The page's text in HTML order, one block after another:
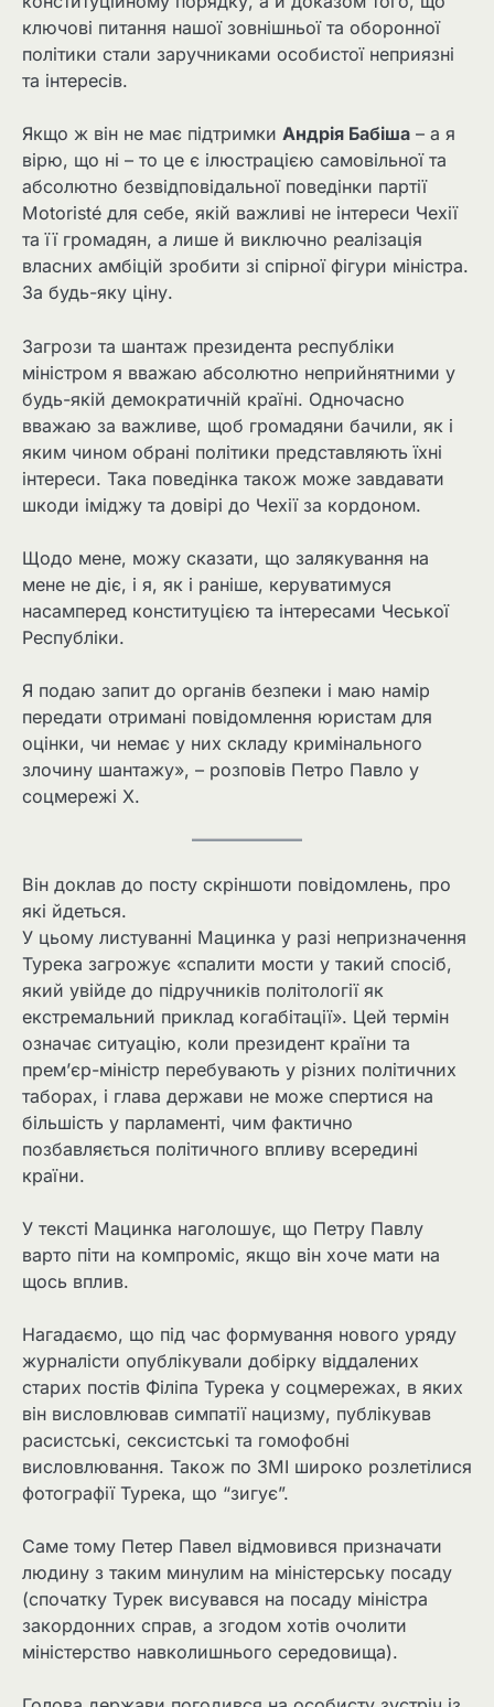
ключові питання нашої зовнішньої та оборонної
політики стали заручниками особистої неприязні
та інтересів.
Якщо ж він не має підтримки Андрія Бабіша – а я
вірю, що ні – то це є ілюстрацією самовільної та
абсолютно безвідповідальної поведінки партії
Motoristé для себе, якій важливі не інтереси Чехії
та її громадян, а лише й виключно реалізація
власних амбіцій зробити зі спірної фігури міністра.
За будь-яку ціну.
Загрози та шантаж президента республіки
міністром я вважаю абсолютно неприйнятними у
будь-якій демократичній країні. Одночасно
вважаю за важливе, щоб громадяни бачили, як і
яким чином обрані політики представляють їхні
інтереси. Така поведінка також може завдавати
шкоди іміджу та довірі до Чехії за кордоном.
Щодо мене, можу сказати, що залякування на
мене не діє, і я, як і раніше, керуватимуся
насамперед конституцією та інтересами Чеської
Республіки.
Я подаю запит до органів безпеки і маю намір
передати отримані повідомлення юристам для
оцінки, чи немає у них складу кримінального
злочину шантажу», – розповів Петро Павло у
соцмережі X.
Він доклав до посту скріншоти повідомлень, про
які йдеться.
У цьому листуванні Мацинка у разі непризначення
Турека загрожує «спалити мости у такий спосіб,
який увійде до підручників політології як
екстремальний приклад когабітації». Цей термін
означає ситуацію, коли президент країни та
прем’єр-міністр перебувають у різних політичних
таборах, і глава держави не може спертися на
більшість у парламенті, чим фактично
позбавляється політичного впливу всередині
країни.
У тексті Мацинка наголошує, що Петру Павлу
варто піти на компроміс, якщо він хоче мати на
щось вплив.
Нагадаємо, що під час формування нового уряду
журналісти опублікували добірку віддалених
старих постів Філіпа Турека у соцмережах, в яких
він висловлював симпатії нацизму, публікував
расистські, сексистські та гомофобні
висловлювання. Також по ЗМІ широко розлетілися
фотографії Турека, що “зигує”.
Саме тому Петер Павел відмовився призначати
людину з таким минулим на міністерську посаду
(спочатку Турек висувався на посаду міністра
закордонних справ, а згодом хотів очолити
міністерство навколишнього середовища).